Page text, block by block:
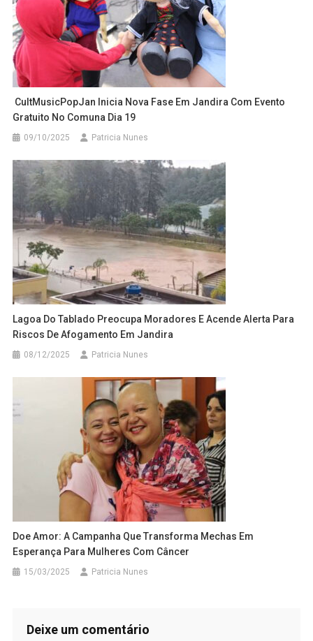
CultMusicPopJan Inicia Nova Fase Em Jandira Com Evento
Gratuito No Comuna Dia 19
09/10/2025 Patricia Nunes
Lagoa Do Tablado Preocupa Moradores E Acende Alerta Para
Riscos De Afogamento Em Jandira
08/12/2025 Patricia Nunes
Doe Amor: A Campanha Que Transforma Mechas Em
Esperança Para Mulheres Com Câncer
15/03/2025 Patricia Nunes
Deixe um comentário